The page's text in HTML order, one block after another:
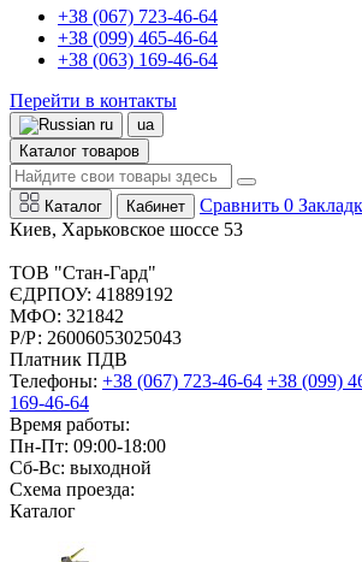
+38 (067) 723-46-64
+38 (099) 465-46-64
+38 (063) 169-46-64
Перейти в контакты
ru
ua
Каталог товаров
Каталог Кабинет Сравнить 0
Киев, Харьковское шоссе 53
ТОВ "Стан-Гард"
ЄДРПОУ: 41889192
МФО: 321842
Р/Р: 26006053025043
Платник ПДВ
Телефоны: +38 (067) 723-46-64 +38 (099)
169-46-64
Время работы:
Пн-Пт: 09:00-18:00
Сб-Вс: выходной
Схема проезда:
Каталог